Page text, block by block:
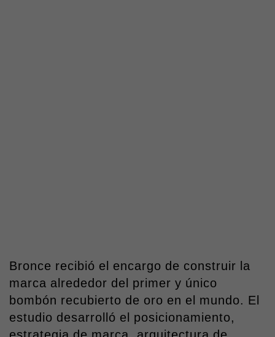
Bronce recibió el encargo de construir la
marca alrededor del primer y único
bombón recubierto de oro en el mundo. El
estudio desarrolló el posicionamiento,